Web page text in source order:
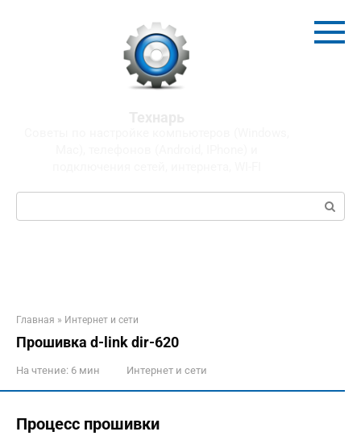
Поиск:
Главная » Интернет и сети
Прошивка d-link dir-620
На чтение: 6 мин Интернет и сети
Процесс прошивки